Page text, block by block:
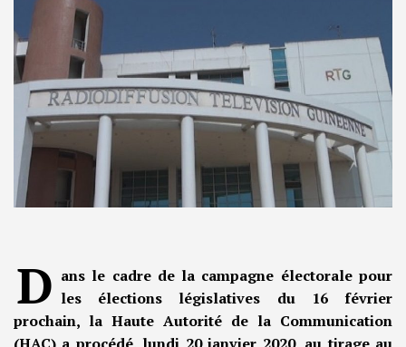
D ans le cadre de la campagne électorale pour
les élections législatives du 16 février
prochain, la Haute Autorité de la Communication